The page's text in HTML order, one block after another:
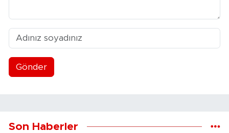
Gönder
Son Haberler